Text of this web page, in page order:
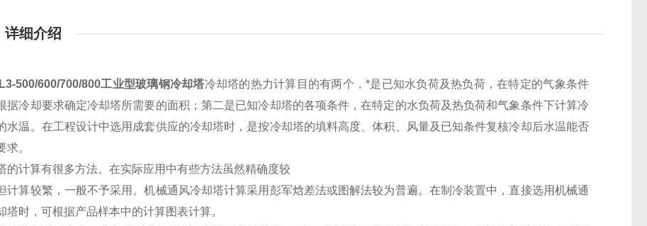
详细介绍
500/600/700/800工业型玻璃钢冷却塔冷却塔的热力计算目的有两个，*是已知水负荷及热负荷，在特定的气象条件
据冷却要求确定冷却塔所需要的面积；第二是已知冷却塔的各项条件，在特定的水负荷及热负荷和气象条件下计算冷
水温。在工程设计中选用成套供应的冷却塔时，是按冷却塔的填料高度、体积、风量及已知条件复核冷却后水温能否
求。
的计算有很多方法。在实际应用中有些方法虽然精确度较
计算较繁，一般不予采用。机械通风冷却塔计算采用彭军焓差法或图解法较为普遍。在制冷装置中，直接选用机械通
塔时，可根据产品样本中的计算图表计算。